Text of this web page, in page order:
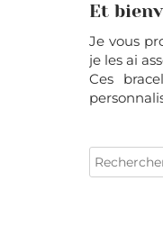
Et
Je vous
je les ai
Ces